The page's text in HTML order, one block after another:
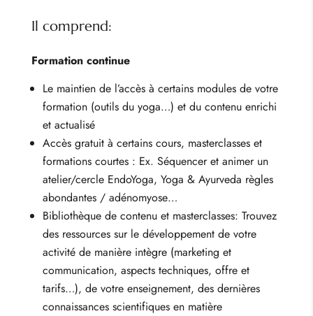
Il comprend:
Formation continue
Le maintien de l’accès à certains modules de votre
formation (outils du yoga…) et du contenu enrichi
et actualisé
Accès gratuit à certains cours, masterclasses et
formations courtes : Ex. Séquencer et animer un
atelier/cercle EndoYoga, Yoga & Ayurveda règles
abondantes / adénomyose…
Bibliothèque de contenu et masterclasses: Trouvez
des ressources sur le développement de votre
activité de manière intègre (marketing et
communication, aspects techniques, offre et
tarifs…), de votre enseignement, des dernières
connaissances scientifiques en matière